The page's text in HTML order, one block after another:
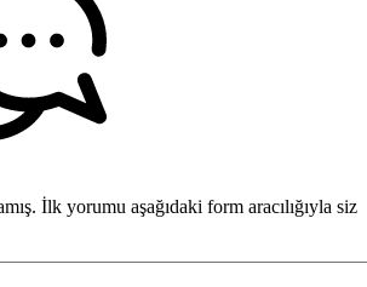
İlk yorumu aşağıdaki form aracılığıyla siz